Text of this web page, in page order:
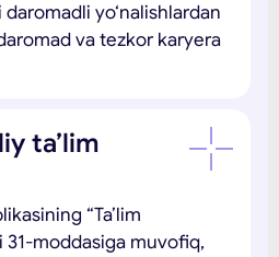
yo‘nalishlardan
va tezkor karyera
ta’lim
“Ta’lim
31-moddasiga muvofiq,